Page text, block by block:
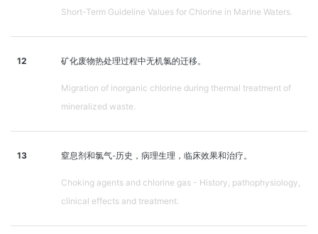
Short-Term Guideline Values for Chlorine in Marine Waters.
12 矿化废物热处理过程中无机氯的迁移。
Migration of inorganic chlorine during thermal treatment of
mineralized waste.
13 窒息剂和氯气-历史，病理生理，临床效果和治疗。
Choking agents and chlorine gas - History, pathophysiology,
clinical effects and treatment.